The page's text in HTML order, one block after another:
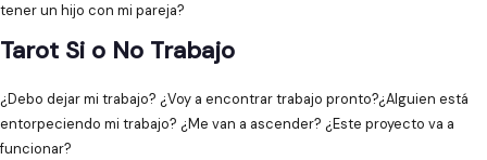
tener un hijo con mi pareja?
Tarot Si o No Trabajo
¿Debo dejar mi trabajo? ¿Voy a encontrar trabajo pronto?¿Alguien está
entorpeciendo mi trabajo? ¿Me van a ascender? ¿Este proyecto va a
funcionar?